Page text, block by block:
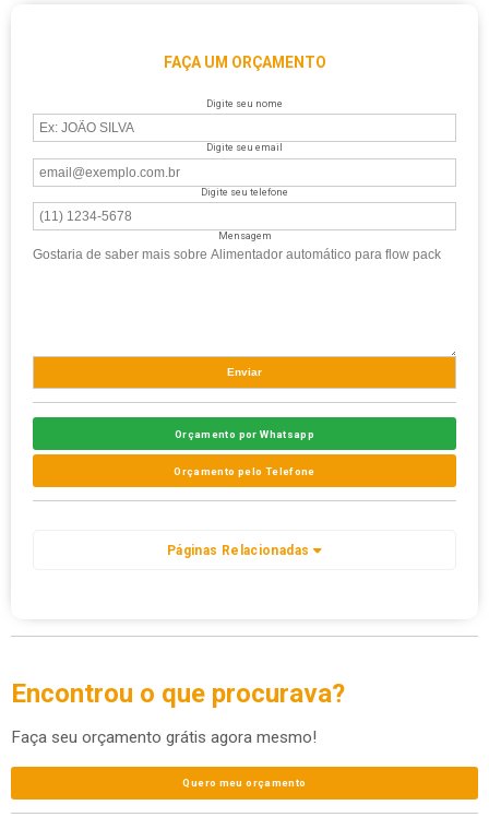
FAÇA UM ORÇAMENTO
Digite seu nome
Digite seu email
Digite seu telefone
Mensagem
Orçamento por Whatsapp
Orçamento pelo Telefone
Páginas Relacionadas
Encontrou o que procurava?
Faça seu orçamento grátis agora mesmo!
Quero meu orçamento